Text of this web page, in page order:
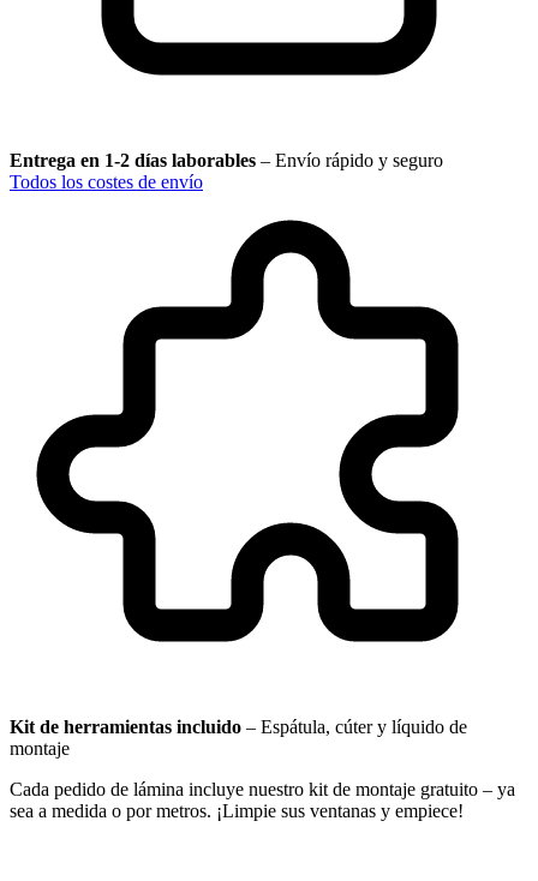
Entrega en 1-2 días laborables – Envío rápido y seguro
Todos los costes de envío
Kit de herramientas incluido – Espátula, cúter y líquido de
montaje
Cada pedido de lámina incluye nuestro kit de montaje gratuito – ya
sea a medida o por metros. ¡Limpie sus ventanas y empiece!